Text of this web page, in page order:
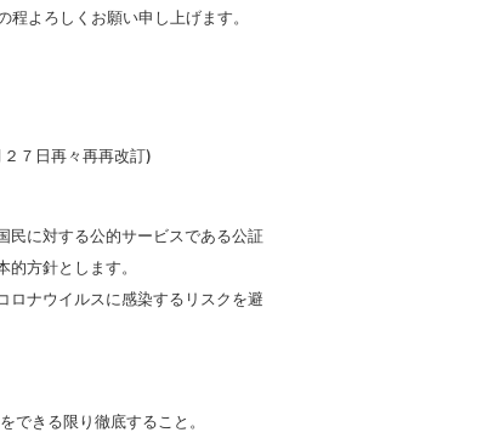
よろしくお願い申し上げます。
７日再々再再改訂)
に対する公的サービスである公証
方針とします。
ナウイルスに感染するリスクを避
きる限り徹底すること。